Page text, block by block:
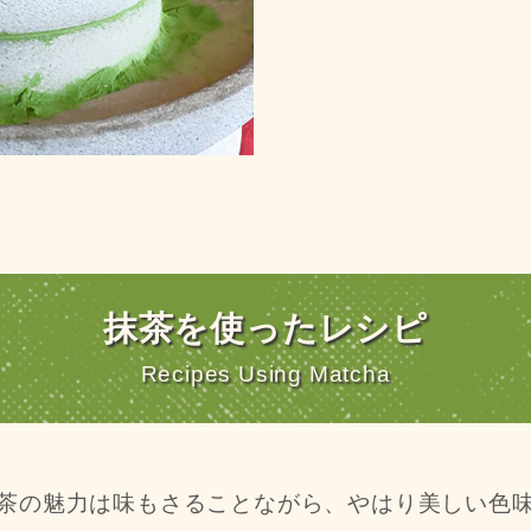
抹茶を使ったレシピ
Recipes Using Matcha
の魅力は味もさることながら、やはり美しい色